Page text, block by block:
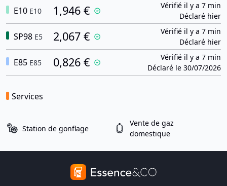
E10 E10 1,946 €
Vérifié il y a 7 min
Déclaré hier
SP98 E5 2,067 €
Vérifié il y a 7 min
Déclaré hier
E85 E85 0,826 €
Vérifié il y a 7 min
Déclaré le 30/07/2026
Services
Station de gonflage
Vente de gaz
domestique